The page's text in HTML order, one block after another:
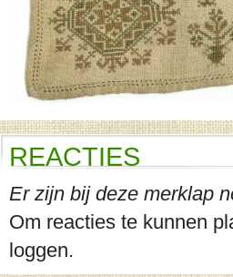
REACTIES
Er zijn bij deze merklap
Om reacties te kunnen
loggen.